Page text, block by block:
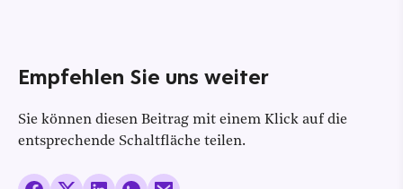
Empfehlen Sie uns weiter
Sie können diesen Beitrag mit einem Klick auf die
entsprechende Schaltfläche teilen.